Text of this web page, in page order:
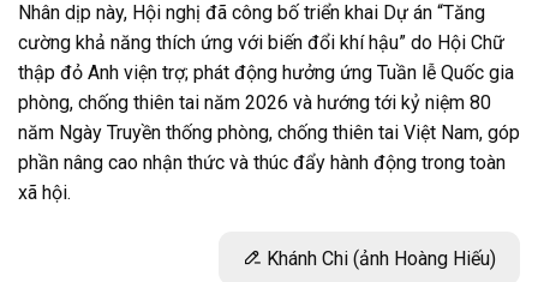
Nhân dịp này, Hội nghị đã công bố triển khai Dự án “Tăng
cường khả năng thích ứng với biến đổi khí hậu” do Hội Chữ
thập đỏ Anh viện trợ; phát động hưởng ứng Tuần lễ Quốc gia
phòng, chống thiên tai năm 2026 và hướng tới kỷ niệm 80
năm Ngày Truyền thống phòng, chống thiên tai Việt Nam, góp
phần nâng cao nhận thức và thúc đẩy hành động trong toàn
xã hội.
Khánh Chi (ảnh Hoàng Hiếu)